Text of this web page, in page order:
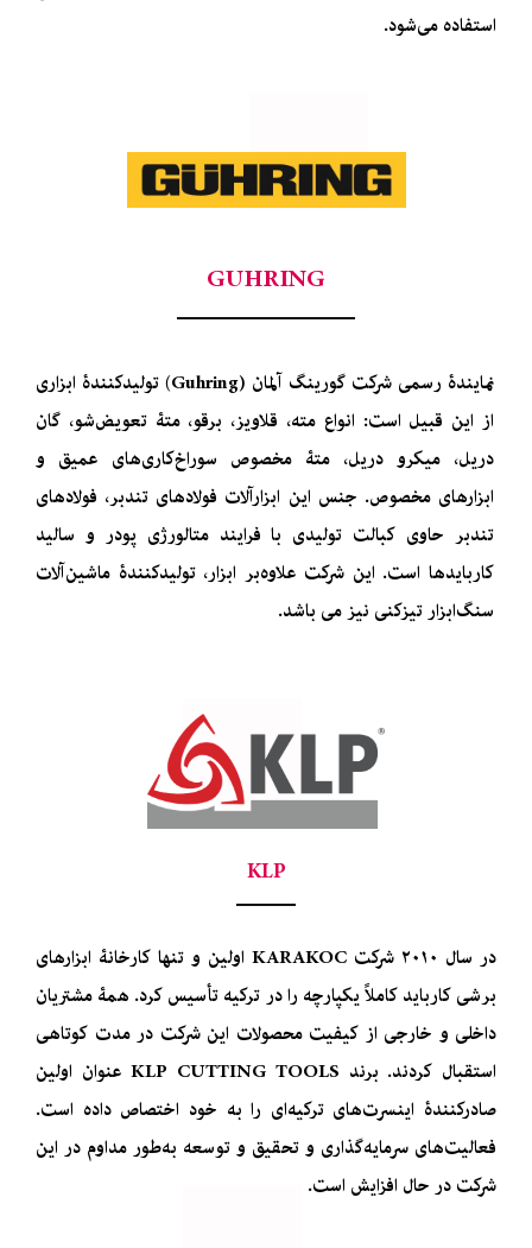
استفاده می‌شود.
GUHRING
نمایندۀ رسمی شرکت گورینگ آلمان (Guhring) تولیدکنندۀ ابزاری
از این قبیل است: انواع مته، قلاویز، برقو، متۀ تعویض‌شو، گان
دریل، میکرو دریل، متۀ مخصوص سوراخ‌کاری‌های عمیق و
ابزارهای مخصوص. جنس این ابزارآلات فولادهای تندبر، فولادهای
تندبر حاوی کبالت تولیدی با فرایند متالورژی پودر و سالید
کاربایدها است. این شرکت علاوه‌بر ابزار، تولیدکنندۀ ماشین‌آلات
سنگ‌ابزار تیزکنی نیز می باشد.
KLP
در سال ۲۰۱۰ شرکت KARAKOC اولین و تنها کارخانۀ ابزارهای
برشی کارباید کاملاً یکپارچه را در ترکیه تأسیس کرد. همۀ مشتریان
داخلی و خارجی از کیفیت محصولات این شرکت در مدت کوتاهی
استقبال کردند. برند KLP CUTTING TOOLS عنوان اولین
صادرکنندۀ اینسرت‌های ترکیه‌ای را به خود اختصاص داده است.
فعالیت‌های سرمایه‌گذاری و تحقیق و توسعه به‌طور مداوم در این
شرکت در حال افزایش است.